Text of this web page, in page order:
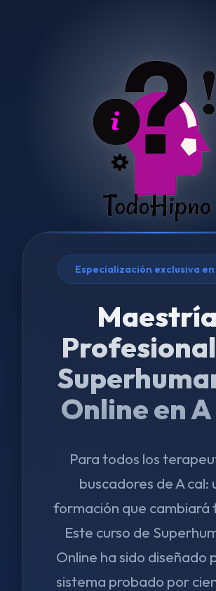
Especialización exclusiva en
Maestría
Online en
Para todos los
buscadores de A cal:
formación que cambiará
Este curso de
Online ha sido diseñado
sistema probado por